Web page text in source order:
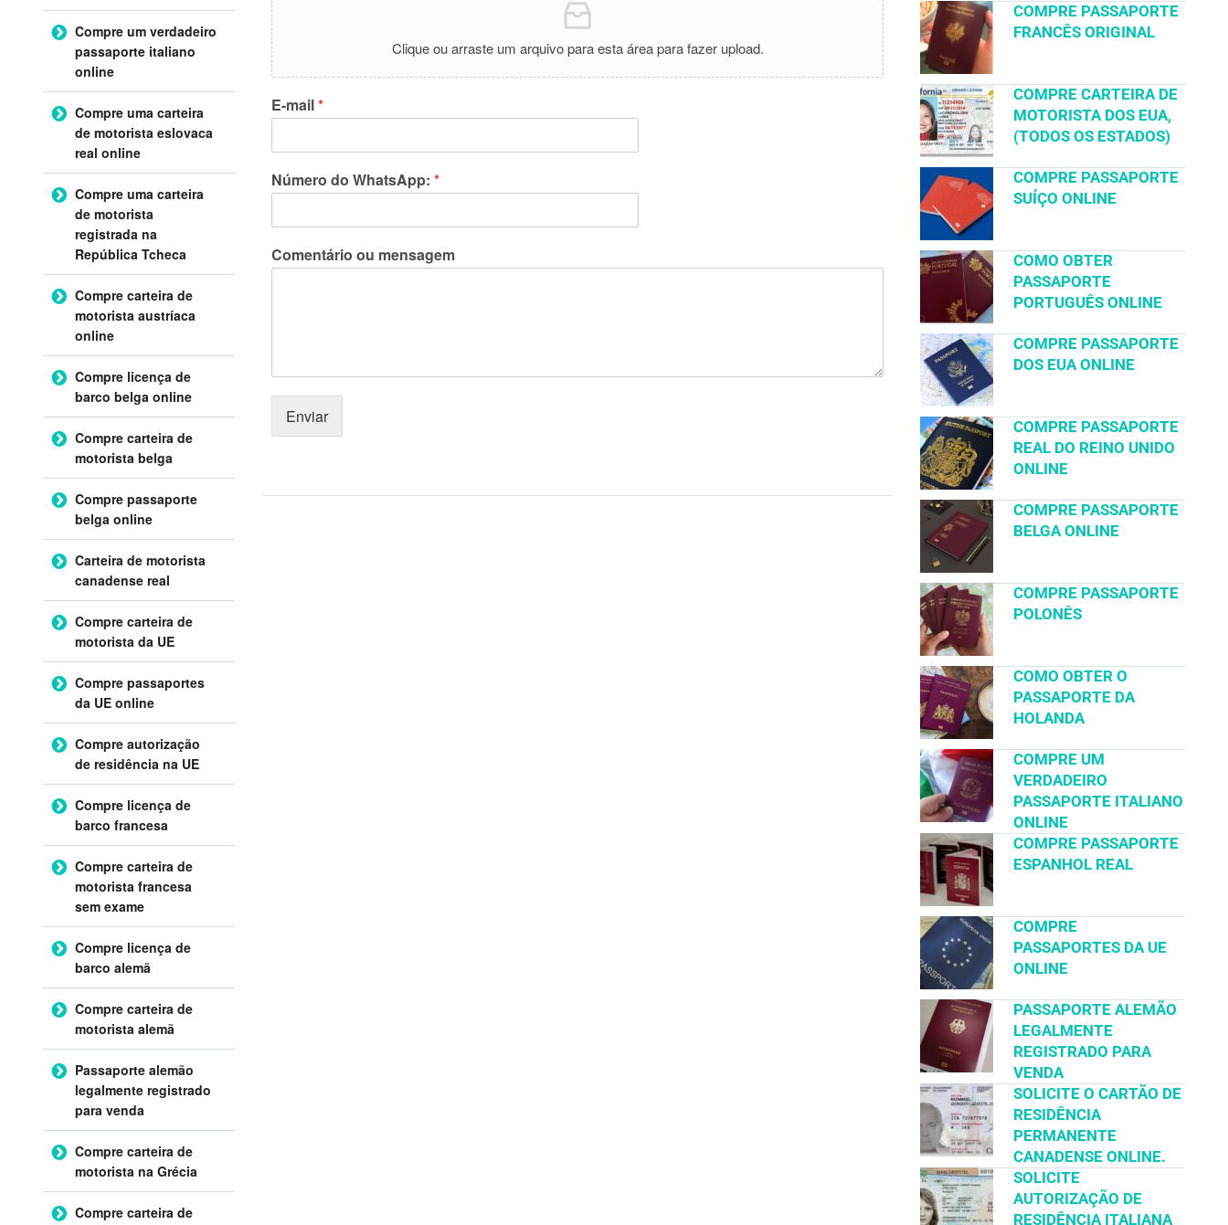
Clique ou arraste um arquivo para esta área para fazer upload.
E-mail*
Número do WhatsApp: *
Comentário ou mensagem
Enviar
Compre um verdadeiro
passaporte italiano
online
Compre uma carteira
de motorista eslovaca
real online
Compre uma carteira
de motorista
registrada na
República Tcheca
Compre carteira de
motorista austríaca
online
Compre licença de
barco belga online
Compre carteira de
motorista belga
Compre passaporte
belga online
Carteira de motorista
canadense real
Compre carteira de
motorista da UE
Compre passaportes
da UE online
Compre autorização
de residência na UE
Compre licença de
barco francesa
Compre carteira de
motorista francesa
sem exame
Compre licença de
barco alemã
Compre carteira de
motorista alemã
Passaporte alemão
legalmente registrado
para venda
Compre carteira de
motorista na Grécia
Compre carteira de
COMPRE PASSAPORTE
FRANCÊS ORIGINAL
COMPRE CARTEIRA DE
MOTORISTA DOS EUA,
(TODOS OS ESTADOS)
COMPRE PASSAPORTE
SUÍÇO ONLINE
COMO OBTER
PASSAPORTE
PORTUGUÊS ONLINE
COMPRE PASSAPORTE
DOS EUA ONLINE
COMPRE PASSAPORTE
REAL DO REINO UNIDO
ONLINE
COMPRE PASSAPORTE
BELGA ONLINE
COMPRE PASSAPORTE
POLONÊS
COMO OBTER O
PASSAPORTE DA
HOLANDA
COMPRE UM
VERDADEIRO
PASSAPORTE ITALIANO
ONLINE
COMPRE PASSAPORTE
ESPANHOL REAL
COMPRE
PASSAPORTES DA UE
ONLINE
PASSAPORTE ALEMÃO
LEGALMENTE
REGISTRADO PARA
VENDA
SOLICITE O CARTÃO DE
RESIDÊNCIA
PERMANENTE
CANADENSE ONLINE.
SOLICITE
AUTORIZAÇÃO DE
RESIDÊNCIA ITALIANA